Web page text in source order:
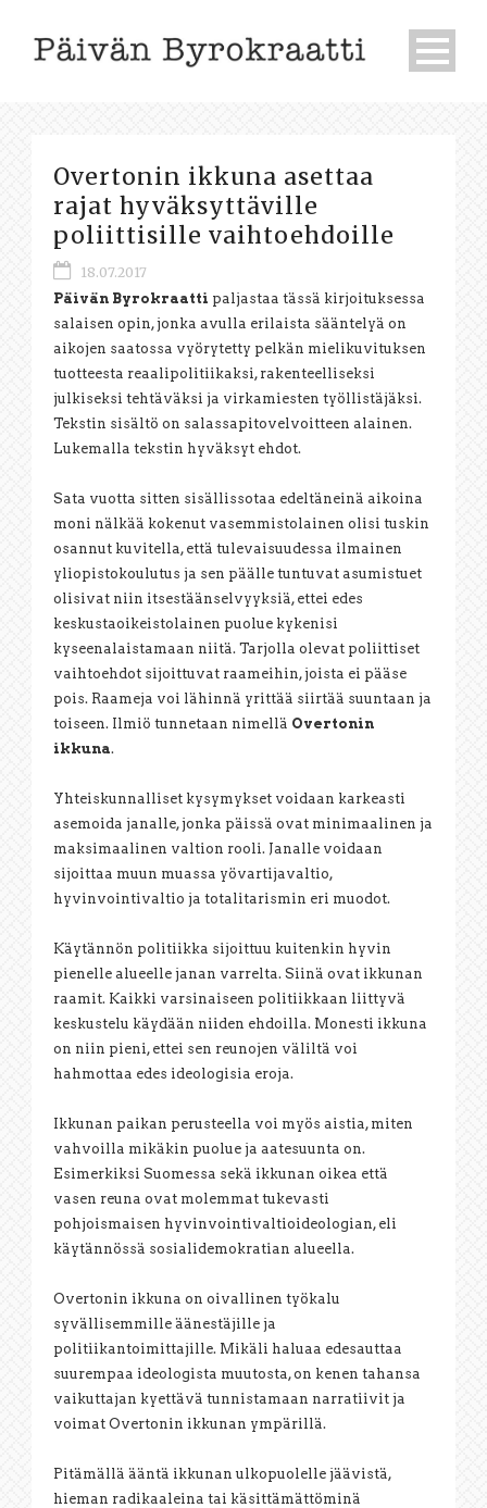
Overtonin ikkuna asettaa
rajat hyväksyttäville
poliittisille vaihtoehdoille
18.07.2017
Päivän Byrokraatti paljastaa tässä kirjoituksessa
salaisen opin, jonka avulla erilaista sääntelyä on
aikojen saatossa vyörytetty pelkän mielikuvituksen
tuotteesta reaalipolitiikaksi, rakenteelliseksi
julkiseksi tehtäväksi ja virkamiesten työllistäjäksi.
Tekstin sisältö on salassapitovelvoitteen alainen.
Lukemalla tekstin hyväksyt ehdot.
Sata vuotta sitten sisällissotaa edeltäneinä aikoina
moni nälkää kokenut vasemmistolainen olisi tuskin
osannut kuvitella, että tulevaisuudessa ilmainen
yliopistokoulutus ja sen päälle tuntuvat asumistuet
olisivat niin itsestäänselvyyksiä, ettei edes
keskustaoikeistolainen puolue kykenisi
kyseenalaistamaan niitä. Tarjolla olevat poliittiset
vaihtoehdot sijoittuvat raameihin, joista ei pääse
pois. Raameja voi lähinnä yrittää siirtää suuntaan ja
toiseen. Ilmiö tunnetaan nimellä Overtonin
ikkuna.
Yhteiskunnalliset kysymykset voidaan karkeasti
asemoida janalle, jonka päissä ovat minimaalinen ja
maksimaalinen valtion rooli. Janalle voidaan
sijoittaa muun muassa yövartijavaltio,
hyvinvointivaltio ja totalitarismin eri muodot.
Käytännön politiikka sijoittuu kuitenkin hyvin
pienelle alueelle janan varrelta. Siinä ovat ikkunan
raamit. Kaikki varsinaiseen politiikkaan liittyvä
keskustelu käydään niiden ehdoilla. Monesti ikkuna
on niin pieni, ettei sen reunojen väliltä voi
hahmottaa edes ideologisia eroja.
Ikkunan paikan perusteella voi myös aistia, miten
vahvoilla mikäkin puolue ja aatesuunta on.
Esimerkiksi Suomessa sekä ikkunan oikea että
vasen reuna ovat molemmat tukevasti
pohjoismaisen hyvinvointivaltioideologian, eli
käytännössä sosialidemokratian alueella.
Overtonin ikkuna on oivallinen työkalu
syvällisemmille äänestäjille ja
politiikantoimittajille. Mikäli haluaa edesauttaa
suurempaa ideologista muutosta, on kenen tahansa
vaikuttajan kyettävä tunnistamaan narratiivit ja
voimat Overtonin ikkunan ympärillä.
Pitämällä ääntä ikkunan ulkopuolelle jäävistä,
hieman radikaaleina tai käsittämättöminä